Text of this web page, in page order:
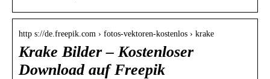
http s://de.freepik.com › fotos-vektoren-kostenlos › krake
Krake Bilder – Kostenloser
Download auf Freepik